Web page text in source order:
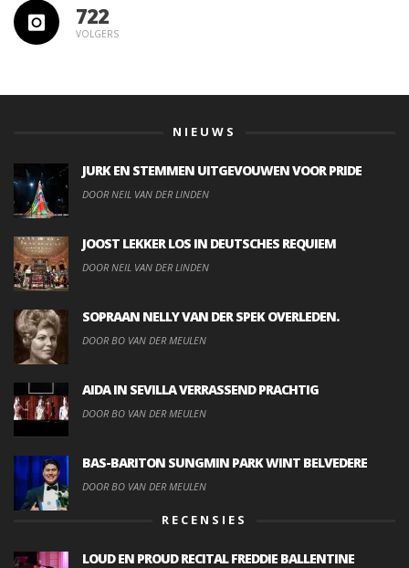
722
VOLGERS
NIEUWS
JURK EN STEMMEN UITGEVOUWEN VOOR PRIDE
DOOR NEIL VAN DER LINDEN
JOOST LEKKER LOS IN DEUTSCHES REQUIEM
DOOR NEIL VAN DER LINDEN
SOPRAAN NELLY VAN DER SPEK OVERLEDEN.
DOOR BO VAN DER MEULEN
AIDA IN SEVILLA VERRASSEND PRACHTIG
DOOR BO VAN DER MEULEN
BAS-BARITON SUNGMIN PARK WINT BELVEDERE
DOOR BO VAN DER MEULEN
RECENSIES
LOUD EN PROUD RECITAL FREDDIE BALLENTINE